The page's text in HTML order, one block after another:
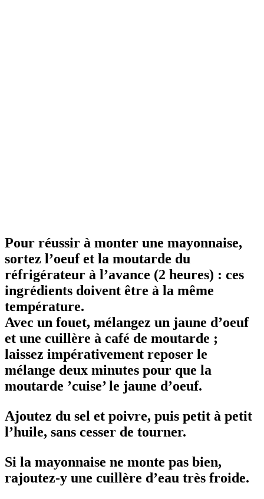
Pour réussir à monter une mayonnaise,
sortez l’oeuf et la moutarde du
réfrigérateur à l’avance (2 heures) : ces
ingrédients doivent être à la même
température.
Avec un fouet, mélangez un jaune d’oeuf
et une cuillère à café de moutarde ;
laissez impérativement reposer le
mélange deux minutes pour que la
moutarde ’cuise’ le jaune d’oeuf.
Ajoutez du sel et poivre, puis petit à petit
l’huile, sans cesser de tourner.
Si la mayonnaise ne monte pas bien,
rajoutez-y une cuillère d’eau très froide.